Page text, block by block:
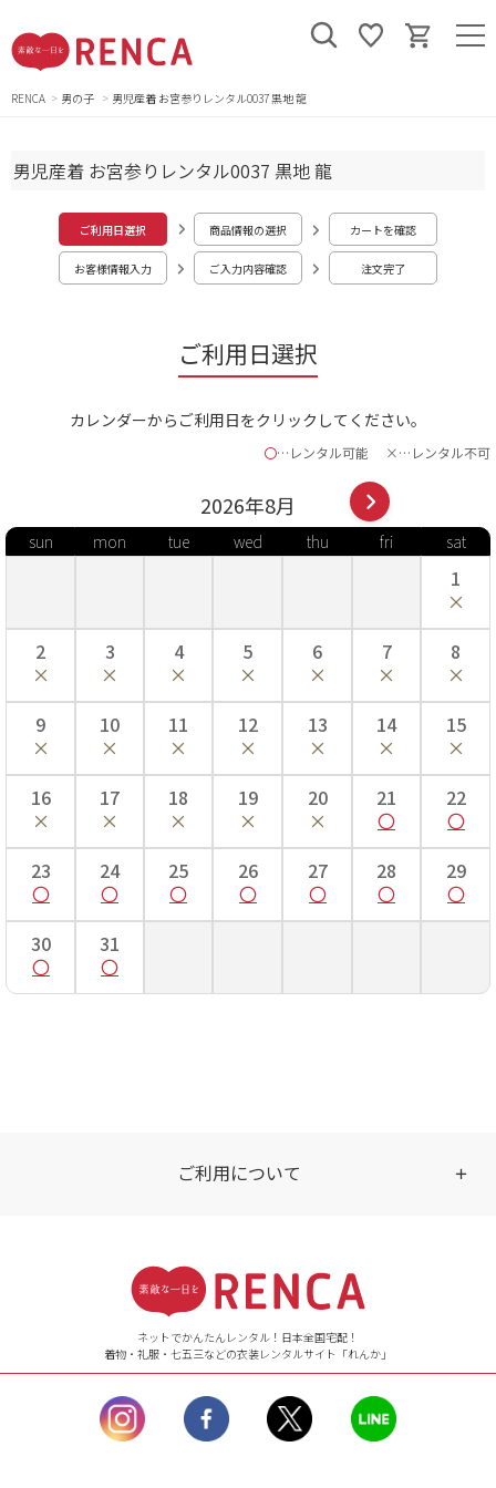
RENCA 男の子 男児産着 お宮参りレンタル0037 黒地 龍
ご利用日選択
男児産着 お宮参りレンタル0037 黒地 龍
ご利用日選択 商品情報の選択 カートを確認
お客様情報入力 ご入力内容確認 注文完了
カレンダーからご利用日をクリックしてください。
〇…レンタル可能 ×…レンタル不可
2026年8月
sun mon tue wed thu fri sat
1
2 3 4 5 6 7 8
9 10 11 12 13 14 15
16 17 18 19 20 21 22
23 24 25 26 27 28 29
30 31
ご利用について
【ご注文（インターネット）】
24時間年中無休
【お問い合わせ窓口（メー
ル）】10:00~17:00
土曜日、日曜日、臨
時休業日を除く。
営業時間外にいただ
ネットでかんたんレンタル！日本全国宅配！
着物・礼服・七五三などの衣装レンタルサイト「れんか」